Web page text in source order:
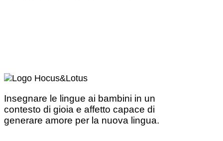
Insegnare le lingue ai bambini in un
contesto di gioia e affetto capace di
generare amore per la nuova lingua.